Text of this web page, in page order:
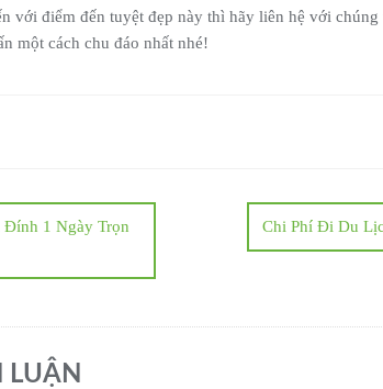
với điểm đến tuyệt đẹp này thì hãy liên hệ với chúng
một cách chu đáo nhất nhé!
Đính 1 Ngày Trọn
Chi Phí Đi Du
LUẬN